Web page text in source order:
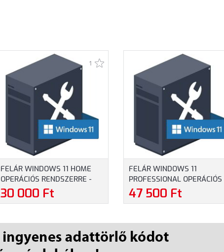
1
FELÁR WINDOWS 11 HOME
OPERÁCIÓS RENDSZERRE -
TELEPÍTVE
30 000 Ft
FELÁR WINDOWS 11
PROFESSIONAL OPERÁCIÓS
RENDSZERRE - TELEPÍTVE
47 500 Ft